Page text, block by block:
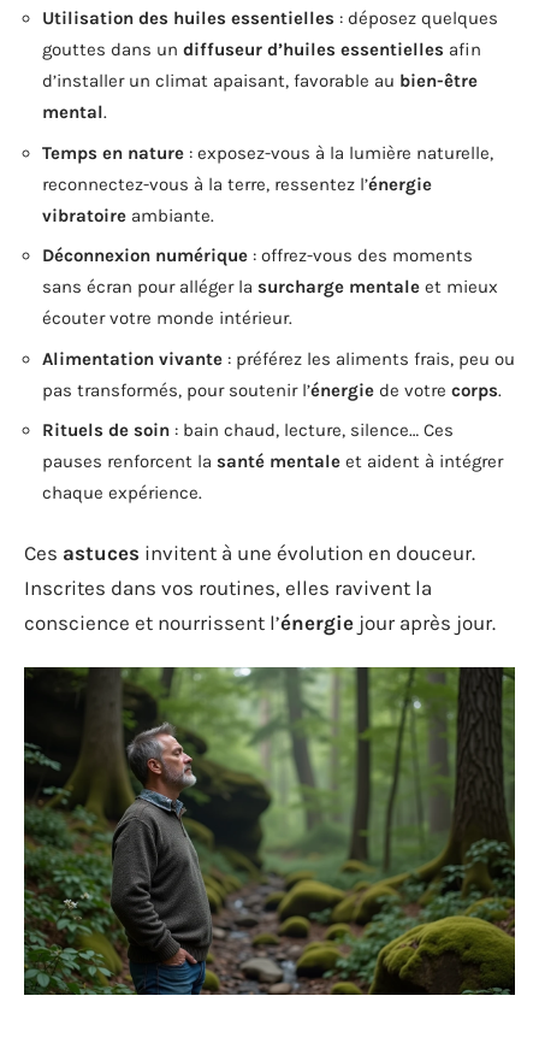
Utilisation des huiles essentielles : déposez quelques
gouttes dans un diffuseur d’huiles essentielles afin
d’installer un climat apaisant, favorable au bien-être
mental.
Temps en nature : exposez-vous à la lumière naturelle,
reconnectez-vous à la terre, ressentez l’énergie
vibratoire ambiante.
Déconnexion numérique : offrez-vous des moments
sans écran pour alléger la surcharge mentale et mieux
écouter votre monde intérieur.
Alimentation vivante : préférez les aliments frais, peu ou
pas transformés, pour soutenir l’énergie de votre corps.
Rituels de soin : bain chaud, lecture, silence… Ces
pauses renforcent la santé mentale et aident à intégrer
chaque expérience.
Ces astuces invitent à une évolution en douceur.
Inscrites dans vos routines, elles ravivent la
conscience et nourrissent l’énergie jour après jour.